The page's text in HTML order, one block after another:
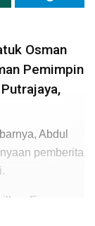
Osman
Pemimpin
Abdul
pemberita
Exco